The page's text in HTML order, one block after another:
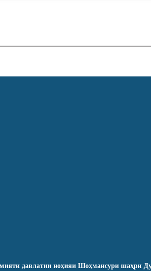
давлатии ноҳияи Шоҳмансури шаҳри